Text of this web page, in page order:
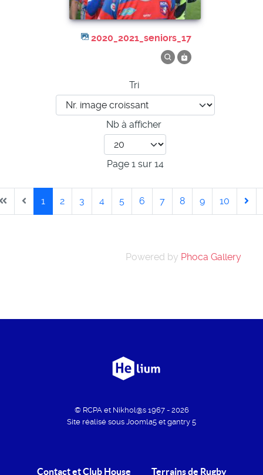
2020_2021_seniors_17
Tri
Nb à afficher
Page 1 sur 14
1 2 3 4 5 6 7 8 9 10
Powered by Phoca Gallery
© RCPA et Nikhol@s 1967 - 2026
Site réalisé sous Joomla5 et gantry 5
Contact et Club House Terrains de Rugby